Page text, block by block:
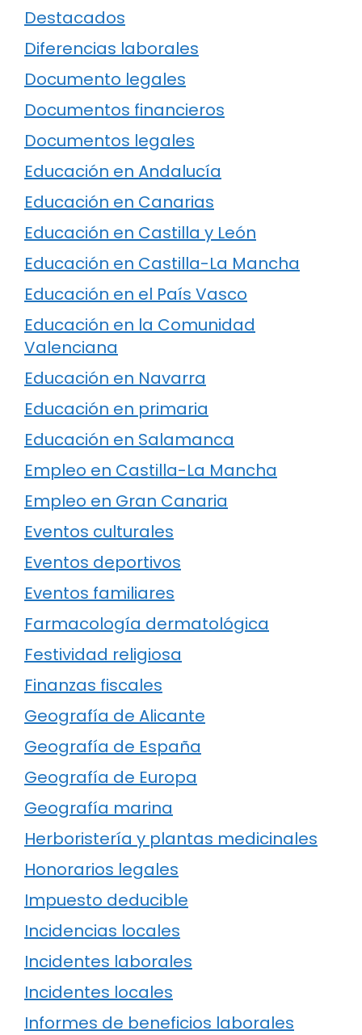
Destacados
Diferencias laborales
Documento legales
Documentos financieros
Documentos legales
Educación en Andalucía
Educación en Canarias
Educación en Castilla y León
Educación en Castilla-La Mancha
Educación en el País Vasco
Educación en la Comunidad
Valenciana
Educación en Navarra
Educación en primaria
Educación en Salamanca
Empleo en Castilla-La Mancha
Empleo en Gran Canaria
Eventos culturales
Eventos deportivos
Eventos familiares
Farmacología dermatológica
Festividad religiosa
Finanzas fiscales
Geografía de Alicante
Geografía de España
Geografía de Europa
Geografía marina
Herboristería y plantas medicinales
Honorarios legales
Impuesto deducible
Incidencias locales
Incidentes laborales
Incidentes locales
Informes de beneficios laborales